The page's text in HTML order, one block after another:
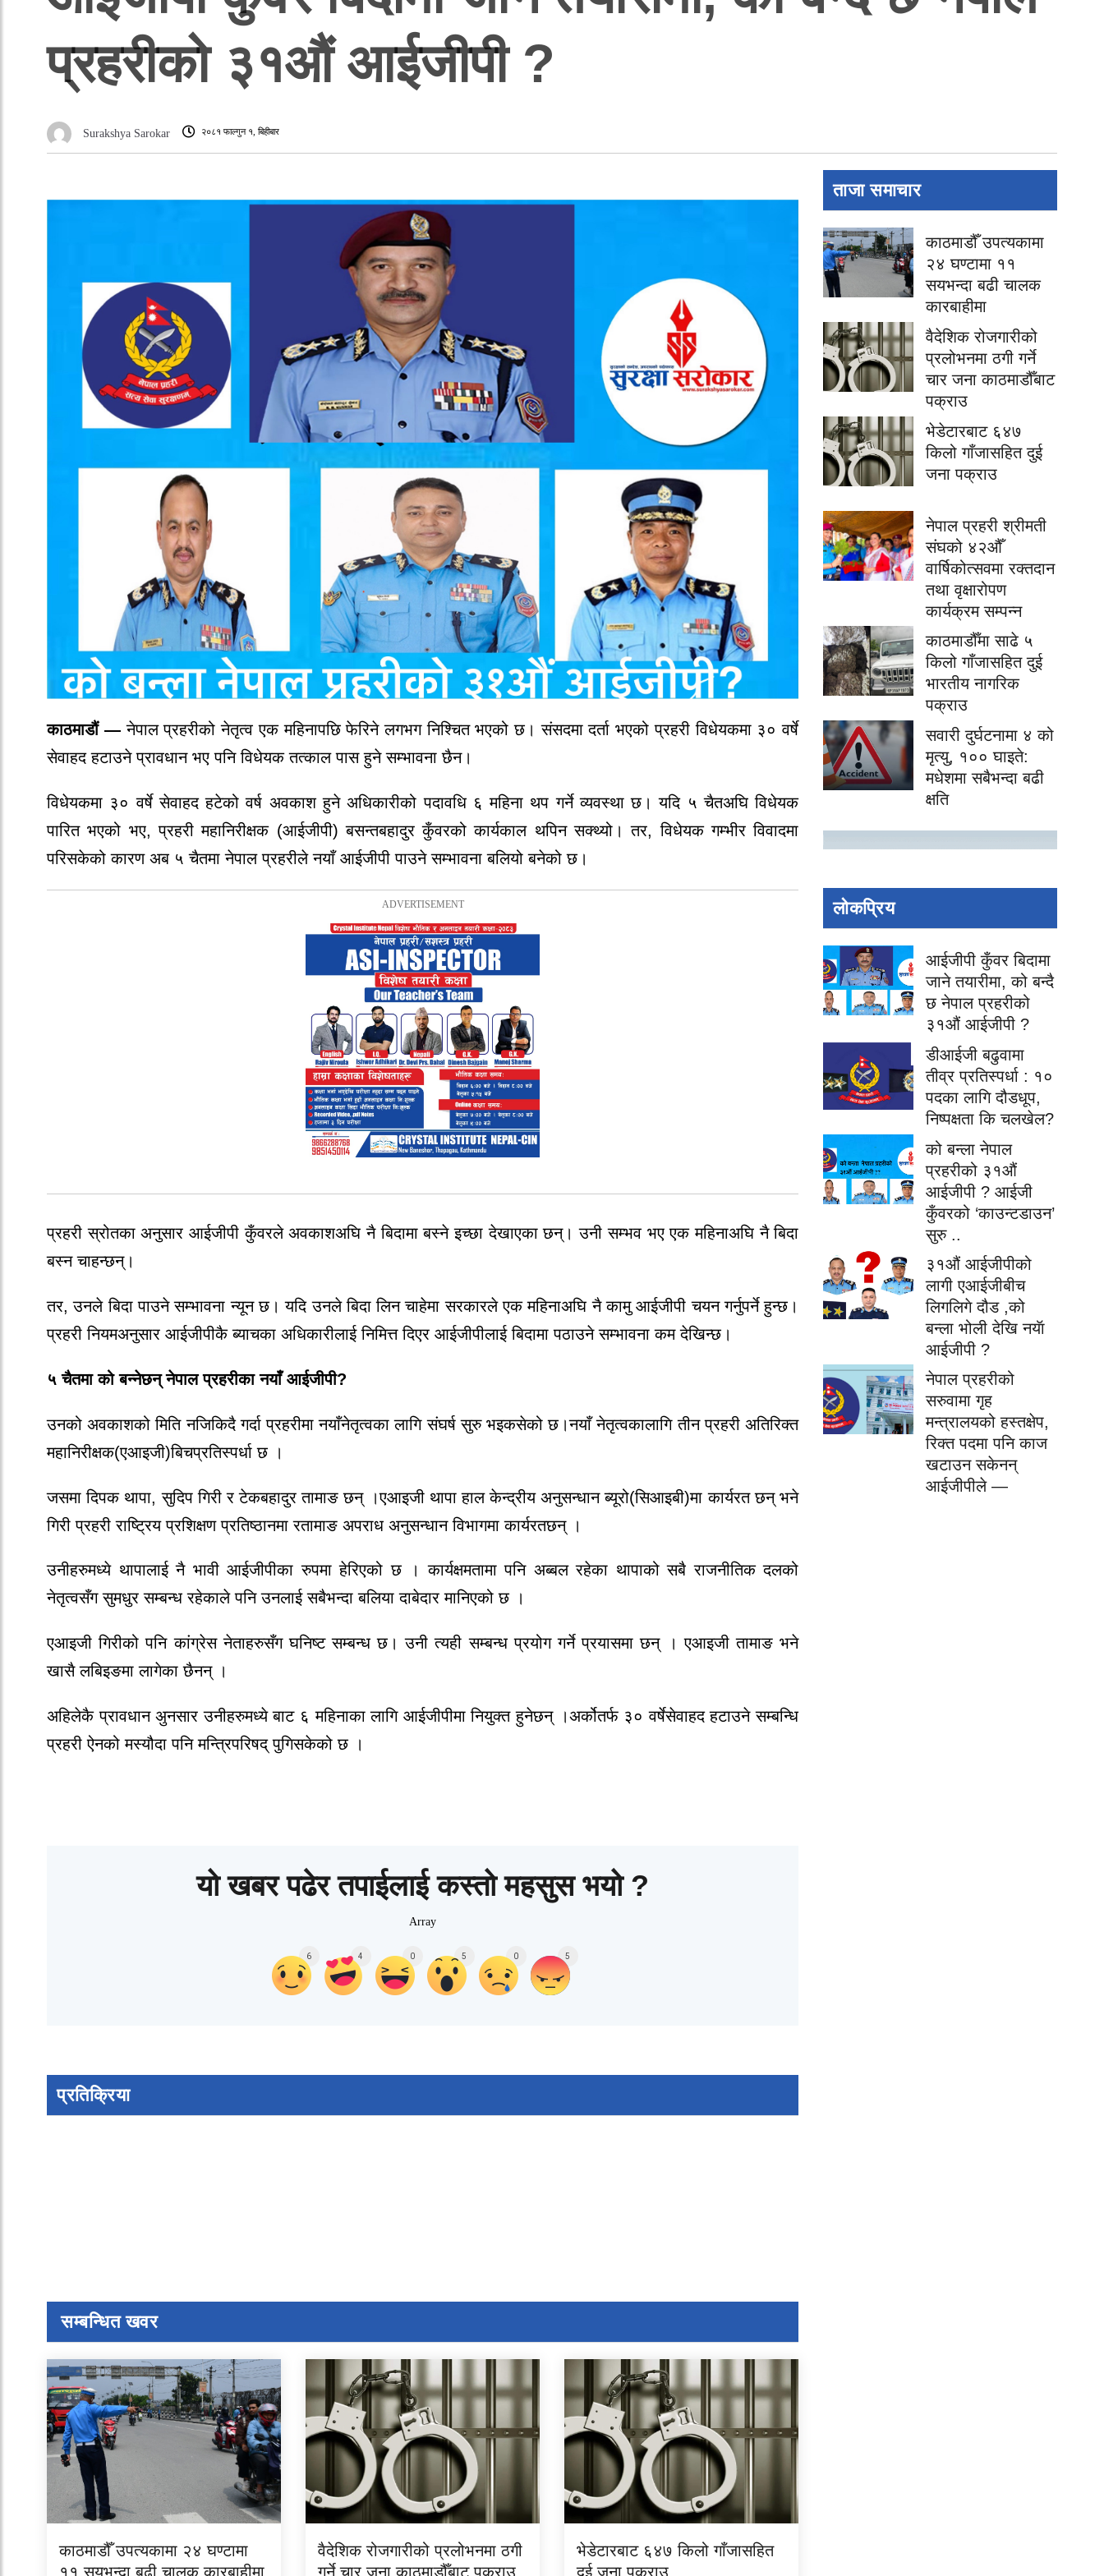
प्रहरीको ३१औं आईजीपी ?
Surakshya Sarokar २०८१ फाल्गुन १, बिहीबार
काठमाडौं—नेपाल प्रहरीको नेतृत्व एक महिनापछि फेरिने लगभग निश्चितभएको छ। संसदमा दर्ता भएकोप्रहरी विधेयकमा ३० वर्षे
सेवाहद हटाउने प्रावधानभए पनि विधेयक तत्काल पास हुने सम्भावना छैन।
विधेयकमा ३० वर्षे सेवाहद हटेको वर्ष अवकाश हुने अधिकारीको पदावधि ६ महिना थप गर्ने व्यवस्थाछ। यदि ५ चैतअघि विधेयक
पारित भएको भए, प्रहरी महानिरीक्षक (आईजीपी) बसन्तबहादुर कुँवरको कार्यकाल थपिन सक्थ्यो। तर, विधेयक गम्भीर विवादमा
परिसकेको कारण अब ५ चैतमा नेपाल प्रहरीले नयाँ आईजीपी पाउने सम्भावना बलियो बनेको छ।
प्रहरी स्रोतका अनुसार आईजीपी कुँवरले अवकाशअघि नै बिदामा बस्ने इच्छा देखाएका छन्। उनीसम्भव भए एक महिनाअघि नै बिदा
बस्न चाहन्छन्।
तर,उनले बिदा पाउने सम्भावना न्यूनछ। यदि उनले बिदा लिन चाहेमा सरकारले एक महिनाअघि नैकामु आईजीपी चयन गर्नुपर्ने हुन्छ।
प्रहरी नियमअनुसार आईजीपीकै ब्याचका अधिकारीलाई निमित्त दिएर आईजीपीलाई बिदामा पठाउने सम्भावना कमदेखिन्छ।
५ चैतमा को बन्नेछन् नेपाल प्रहरीका नयाँ आईजीपी?
उनको अवकाशको मिति नजिकिदै गर्दा प्रहरीमा नयाँनेतृत्वका लागि संघर्ष सुरु भइकसेको छ।नयाँ नेतृत्वकालागि तीन प्रहरी अतिरिक्त
महानिरीक्षक(एआइजी)बिचप्रतिस्पर्धा छ ।
जसमा दिपक थापा, सुदिप गिरी र टेकबहादुर तामाङ छन् ।एआइजी थापा हाल केन्द्रीय अनुसन्धान ब्यूरो(सिआइबी)मा कार्यरत छन् भने
गिरी प्रहरी राष्ट्रिय प्रशिक्षण प्रतिष्ठानमा रतामाङ अपराध अनुसन्धान विभागमा कार्यरतछन् ।
उनीहरुमध्ये थापालाई नै भावी आईजीपीका रुपमा हेरिएको छ । कार्यक्षमतामा पनि अब्बल रहेका थापाको सबै राजनीतिक दलको
नेतृत्वसँग सुमधुर सम्बन्ध रहेकाले पनि उनलाई सबैभन्दा बलिया दाबेदार मानिएको छ ।
एआइजी गिरीको पनि कांग्रेस नेताहरुसँग घनिष्ट सम्बन्ध छ। उनी त्यही सम्बन्ध प्रयोग गर्ने प्रयासमा छन् । एआइजी तामाङ भने
खासै लबिइङमा लागेका छैनन् ।
अहिलेकै प्रावधान अुनसार उनीहरुमध्ये बाट ६ महिनाका लागि आईजीपीमा नियुक्त हुनेछन् ।अर्कोतर्फ ३० वर्षेसेवाहद हटाउने सम्बन्धि
प्रहरी ऐनको मस्यौदा पनि मन्त्रिपरिषद् पुगिसकेको छ ।
यो खबर पढेर तपाईलाई कस्तो महसुस भयो ?
Array
6 4 0 5 0 5
प्रतिक्रिया
सम्बन्धित खवर
काठमाडौँ उपत्यकामा २४ घण्टामा
११ सयभन्दा बढी चालक कारबाहीमा
वैदेशिक रोजगारीको प्रलोभनमा ठगी
गर्ने चार जना काठमाडौँबाट पक्राउ
भेडेटारबाट ६४७ किलो गाँजासहित
दुई जना पक्राउ
ताजा समाचार
काठमाडौँ उपत्यकामा
२४ घण्टामा ११
सयभन्दा बढी चालक
कारबाहीमा
वैदेशिक रोजगारीको
प्रलोभनमा ठगी गर्ने
चार जना काठमाडौँबाट
पक्राउ
भेडेटारबाट ६४७
किलो गाँजासहित दुई
जना पक्राउ
नेपाल प्रहरी श्रीमती
संघको ४२औँ
वार्षिकोत्सवमा रक्तदान
तथा वृक्षारोपण
कार्यक्रम सम्पन्न
काठमाडौँमा साढे ५
किलो गाँजासहित दुई
भारतीय नागरिक
पक्राउ
सवारी दुर्घटनामा ४ को
मृत्यु, १०० घाइते:
मधेशमा सबैभन्दा बढी
क्षति
लोकप्रिय
आईजीपी कुँवर बिदामा
जाने तयारीमा, को बन्दै
छ नेपाल प्रहरीको
३१औं आईजीपी ?
डीआईजी बढुवामा
तीव्र प्रतिस्पर्धा : १०
पदका लागि दौडधूप,
निष्पक्षता कि चलखेल?
को बन्ला नेपाल
प्रहरीको ३१औं
आईजीपी ? आईजी
कुँवरको ‘काउन्टडाउन’
सुरु ..
३१औं आईजीपीको
लागी एआईजीबीच
लिगलिगे दौड ,को
बन्ला भोली देखि नयॅा
आईजीपी ?
नेपाल प्रहरीको
सरुवामा गृह
मन्त्रालयको हस्तक्षेप,
रिक्त पदमा पनि काज
खटाउन सकेनन्
आईजीपीले —